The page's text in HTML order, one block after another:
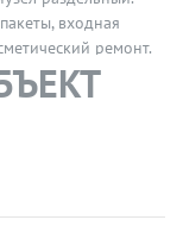
входная
ремонт.
"Гражданский